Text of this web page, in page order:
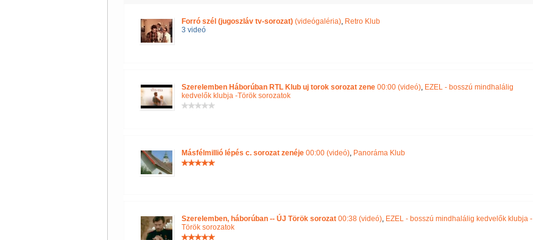
Forró szél (jugoszláv tv-sorozat)(videógaléria), Retro Klub
3 videó
Szerelemben Háborúban RTL Klub uj torok sorozat zene00:00 (videó), EZEL - bosszú mindhalálig
kedvelők klubja -Török sorozatok
Másfélmillió lépés c. sorozat zenéje00:00 (videó), Panoráma Klub
Szerelemben, háborúban -- ÚJ Török sorozat00:38 (videó), EZEL - bosszú mindhalálig kedvelők klubja -
Török sorozatok